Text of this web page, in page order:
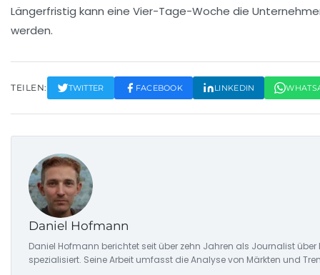
Längerfristig kann eine Vier-Tage-Woche die
werden.
TEILEN: TWITTER FACEBOOK LINKEDIN
Daniel Hofmann
Daniel Hofmann berichtet seit über zehn Jahren als Journalist
spezialisiert. Seine Arbeit umfasst die Analyse von Märkten und